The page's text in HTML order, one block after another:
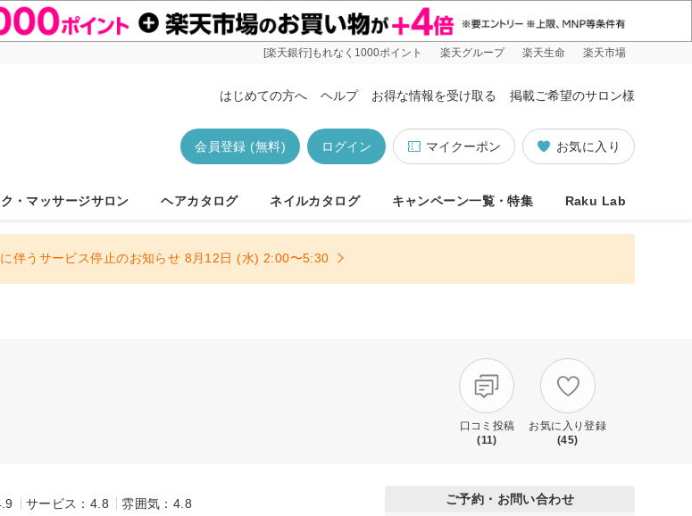
[楽天銀行]もれなく1000ポイント 楽天グループ 楽天生命 楽天市場
はじめての方へ ヘルプ お得な情報を受け取る 掲載ご希望のサロン様
お気に入り
マイクーポン
ログイン
会員登録 (無料)
ク・マッサージサロン ヘアカタログ ネイルカタログ キャンペーン一覧・特集 Raku Lab
伴うサービス停止のお知らせ 8月12日 (水) 2:00〜5:30
口コミ投稿
(11)
お気に入り登録
(45)
サービス：4.8
雰囲気：4.8
ご予約・お問い合わせ